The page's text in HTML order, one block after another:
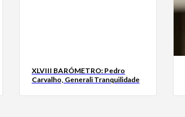
XLVIII BARÓMETRO: Pedro
Carvalho, Generali Tranquilidade